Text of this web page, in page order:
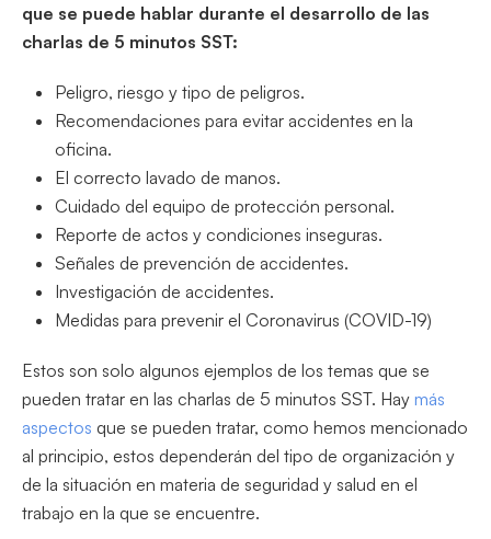
que se puede hablar durante el desarrollo de las
charlas de 5 minutos SST:
Peligro, riesgo y tipo de peligros.
Recomendaciones para evitar accidentes en la
oficina.
El correcto lavado de manos.
Cuidado del equipo de protección personal.
Reporte de actos y condiciones inseguras.
Señales de prevención de accidentes.
Investigación de accidentes.
Medidas para prevenir el Coronavirus (COVID-19)
Estos son solo algunos ejemplos de los temas que se
pueden tratar en las charlas de 5 minutos SST. Hay más
aspectos que se pueden tratar, como hemos mencionado
al principio, estos dependerán del tipo de organización y
de la situación en materia de seguridad y salud en el
trabajo en la que se encuentre.